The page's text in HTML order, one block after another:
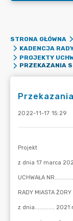
STRONA GŁÓWNA
KADENCJA
PROJEKTY
PRZEKAZANIA
2022-11-17 15:29